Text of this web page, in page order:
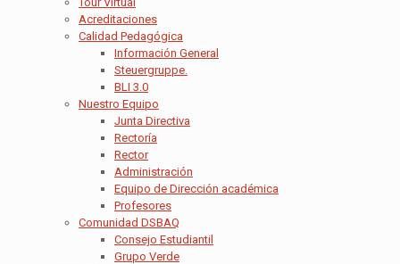
Acreditaciones
Calidad Pedagógica
Información General
Steuergruppe.
BLI 3.0
Nuestro Equipo
Junta Directiva
Rectoría
Rector
Administración
Equipo de Dirección académica
Profesores
Comunidad DSBAQ
Consejo Estudiantil
Grupo Verde